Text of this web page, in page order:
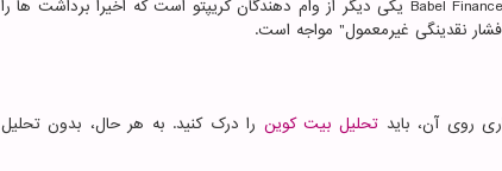
Babel Finance یکی دیگر از وام دهندگان کریپتو است که اخیرا برداشت ها را
نقدینگی غیرمعمول" مواجه است.
روی آن، باید تحلیل بیت کوین را درک کنید. به هر حال، بدون تحلیل